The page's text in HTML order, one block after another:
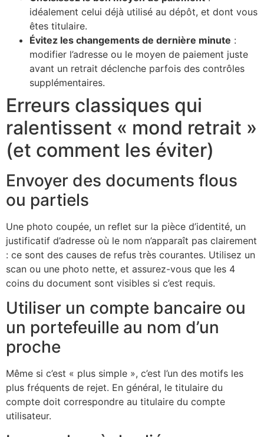
idéalement celui déjà utilisé au dépôt, et dont vous
êtes titulaire.
Évitez les changements de dernière minute :
modifier l’adresse ou le moyen de paiement juste
avant un retrait déclenche parfois des contrôles
supplémentaires.
Erreurs classiques qui
ralentissent « mond retrait »
(et comment les éviter)
Envoyer des documents flous
ou partiels
Une photo coupée, un reflet sur la pièce d’identité, un
justificatif d’adresse où le nom n’apparaît pas clairement
: ce sont des causes de refus très courantes. Utilisez un
scan ou une photo nette, et assurez-vous que les 4
coins du document sont visibles si c’est requis.
Utiliser un compte bancaire ou
un portefeuille au nom d’un
proche
Même si c’est « plus simple », c’est l’un des motifs les
plus fréquents de rejet. En général, le titulaire du
compte doit correspondre au titulaire du compte
utilisateur.